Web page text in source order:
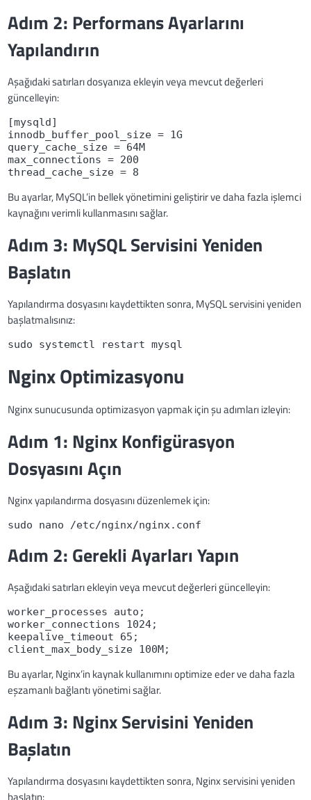
Adım 2: Performans Ayarlarını
Yapılandırın
Aşağıdaki satırları dosyanıza ekleyin veya mevcut değerleri
güncelleyin:
[mysqld]
innodb_buffer_pool_size = 1G
query_cache_size = 64M
max_connections = 200
Bu ayarlar, MySQL’in bellek yönetimini geliştirir ve daha fazla işlemci
kaynağını verimli kullanmasını sağlar.
Adım 3: MySQL Servisini Yeniden
Başlatın
Yapılandırma dosyasını kaydettikten sonra, MySQL servisini yeniden
başlatmalısınız:
sudo systemctl restart mysql
Nginx Optimizasyonu
Nginx sunucusunda optimizasyon yapmak için şu adımları izleyin:
Adım 1: Nginx Konfigürasyon
Dosyasını Açın
Nginx yapılandırma dosyasını düzenlemek için:
sudo nano /etc/nginx/nginx.conf
Adım 2: Gerekli Ayarları Yapın
Aşağıdaki satırları ekleyin veya mevcut değerleri güncelleyin:
worker_processes auto;
worker_connections 1024;
keepalive_timeout 65;
Bu ayarlar, Nginx’in kaynak kullanımını optimize eder ve daha fazla
eşzamanlı bağlantı yönetimi sağlar.
Adım 3: Nginx Servisini Yeniden
Başlatın
Yapılandırma dosyasını kaydettikten sonra, Nginx servisini yeniden